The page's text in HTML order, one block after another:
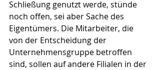
Schließung genutzt werde, stünde
noch offen, sei aber Sache des
Eigentümers. Die Mitarbeiter, die
von der Entscheidung der
Unternehmensgruppe betroffen
sind, sollen auf andere Filialen in der